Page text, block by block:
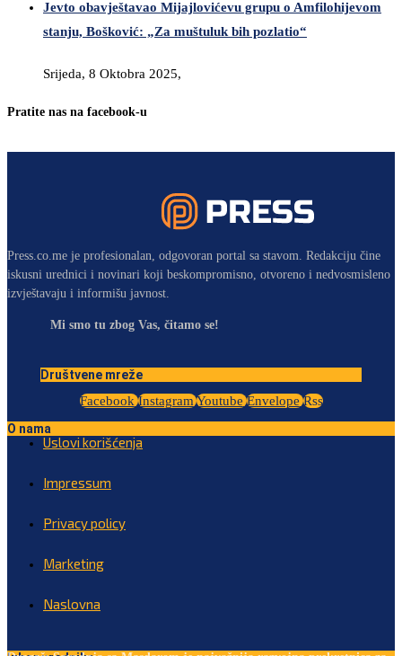
Jevto obavještavao Mijajlovićevu grupu o Amfilohijevom
stanju, Bošković: „Za muštuluk bih pozlatio“
Srijeda, 8 Oktobra 2025,
Pratite nas na facebook-u
Press.co.me je profesionalan, odgovoran portal sa stavom. Redakciju čine
iskusni urednici i novinari koji beskompromisno, otvoreno i nedvosmisleno
izvještavaju i informišu javnost.
Mi smo tu zbog Vas, čitamo se!
Društvene mreže
Facebook Instagram Youtube Envelope Rss
O nama
Uslovi korišćenja
Impressum
Privacy policy
Marketing
Naslovna